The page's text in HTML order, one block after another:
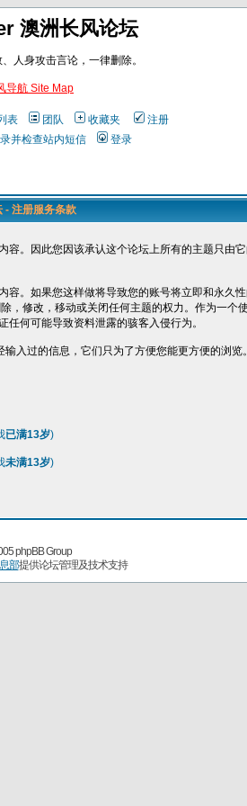
澳洲长风论坛
人身攻击言论，一律删除。
导航 Site Map
表 团队 收藏夹
注册
并检查站内短信 登录
- 注册服务条款
。因此您因该承认这个论坛上所有的主题只由
。如果您这样做将导致您的账号将立即和永久
修改，移动或关闭任何主题的权力。作为一个
何可能导致资料泄露的骇客入侵行为。
入过的信息，它们只为了方便您能更方便的浏
已满13岁)
未满13岁)
phpBB Group
部提供论坛管理及技术支持